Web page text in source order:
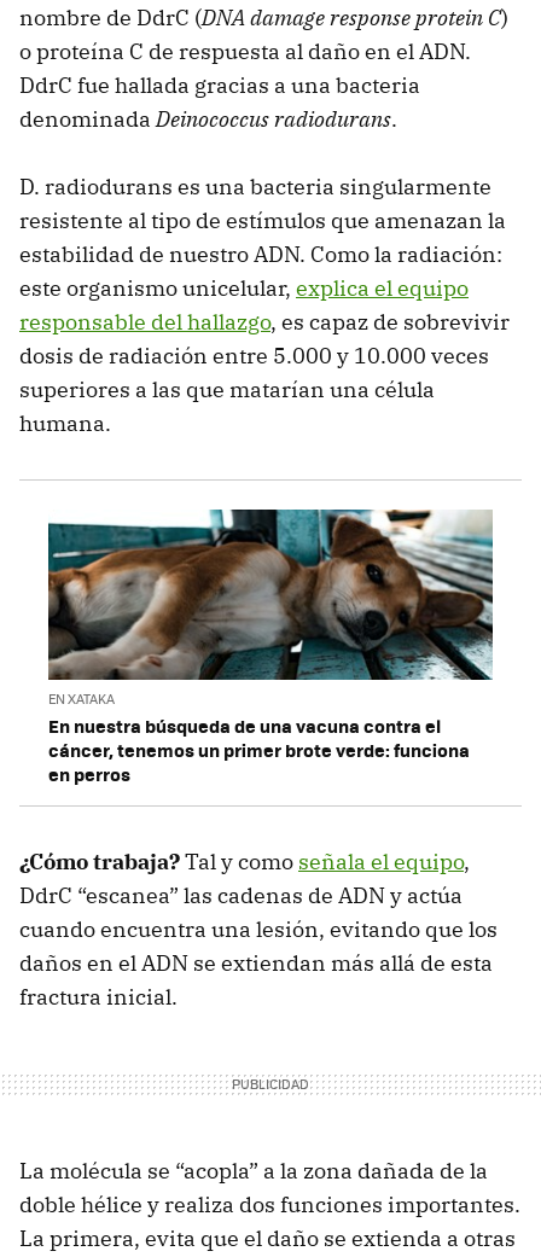
nombre de DdrC (DNA damage response protein C)
o proteína C de respuesta al daño en el ADN.
DdrC fue hallada gracias a una bacteria
denominadaDeinococcus radiodurans.
D. radiodurans es una bacteria singularmente
resistente al tipo de estímulos que amenazan la
estabilidad de nuestro ADN. Como la radiación:
este organismo unicelular, explica el equipo
responsable del hallazgo, es capaz de sobrevivir
dosis de radiación entre 5.000 y 10.000 veces
superiores a las que matarían una célula
humana.
EN XATAKA
En nuestra búsqueda de una vacuna contra el
cáncer, tenemos un primer brote verde: funciona
en perros
¿Cómo trabaja?Tal y como señala el equipo,
DdrC “escanea” las cadenas de ADN y actúa
cuando encuentra una lesión, evitando que los
daños en el ADN se extiendan más allá de esta
fractura inicial.
La molécula se “acopla” a la zona dañada de la
doble hélice y realiza dos funciones importantes.
La primera, evita que el daño se extienda a otras